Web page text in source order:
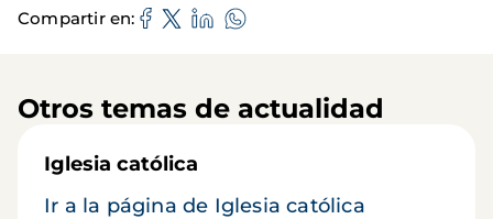
Compartir en
Otros temas de actualidad
Iglesia católica
Ir a la página de Iglesia católica